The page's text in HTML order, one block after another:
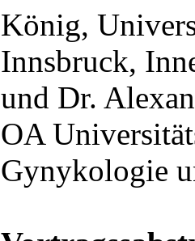
König,
Innsbruck,
und Dr.
OA
Gynykologie